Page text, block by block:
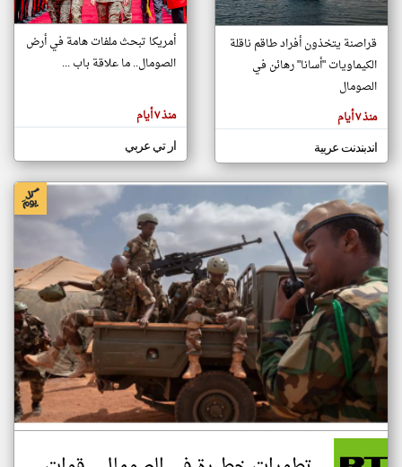
تغيير الدولة
اخبار الصومال على مدار الساعة
أهم اخبار الصومال العاجلة والمباشرة
المقالات
هنا عن
وجهة
كاتبيها.
قراصنة يتخذون أفراد طاقم ناقلة
الكيماويات "أسانا" رهائن في
الصومال
منذ ٧ أيام
اندبندنت عربية
أمريكا تبحث ملفات هامة في أرض
الصومال.. ما علاقة باب ...
منذ ٧ أيام
ار تي عربي
klyoum.com